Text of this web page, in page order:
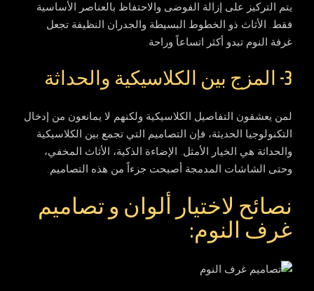
يتم التركيز على إزالة الفوضى والاحتفاظ بالعناصر الأساسية
فقط. الأثاث ذو الخطوط البسيطة والجدران النظيفة تجعل
غرفة النوم تبدو أكثر اتساعاً وراحة.
3- المزج بين الكلاسيكية والحداثة
لمن يعشقون التفاصيل الكلاسيكية ولكنهم لا يمانعون من إدخال
التكنولوجيا الحديثة، فإن التصاميم التي تجمع بين الكلاسيكية
والحداثة هي الخيار الأمثل. الإضاءة الذكية، الأثاث المخفي،
وحتى الشاشات المدمجة أصبحت جزءاً من هذه التصاميم.
نصائح لاختيار ألوان و تصاميم
غرف النوم: